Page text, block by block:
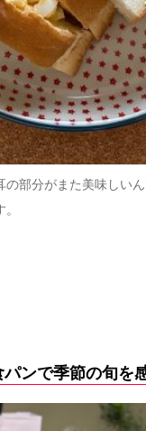
部分がまた美味しい
パンで季節の旬を